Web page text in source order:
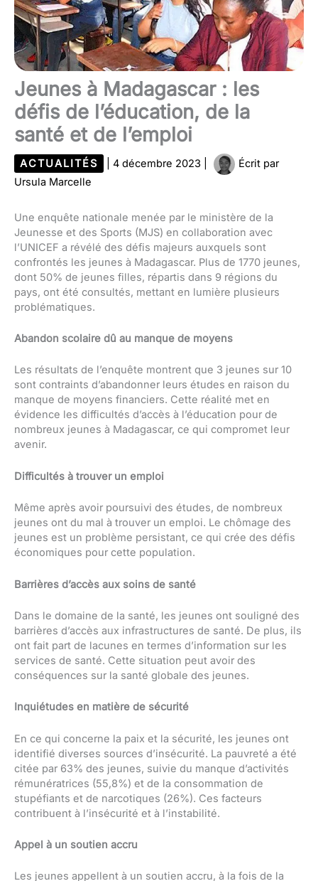
Jeunes à Madagascar : les
défis de l’éducation, de la
santé et de l’emploi
ACTUALITÉS 4 décembre 2023
Écrit par
Ursula Marcelle
Une enquête nationale menée par le ministère de la
Jeunesse et des Sports (MJS) en collaboration avec
l’UNICEF a révélé des défis majeurs auxquels sont
confrontés les jeunes à Madagascar. Plus de 1770 jeunes,
dont 50% de jeunes filles, répartis dans 9 régions du
pays, ont été consultés, mettant en lumière plusieurs
problématiques.
Abandon scolaire dû au manque de moyens
Les résultats de l’enquête montrent que 3 jeunes sur 10
sont contraints d’abandonner leurs études en raison du
manque de moyens financiers. Cette réalité met en
évidence les difficultés d’accès à l’éducation pour de
nombreux jeunes à Madagascar, ce qui compromet leur
avenir.
Difficultés à trouver un emploi
Même après avoir poursuivi des études, de nombreux
jeunes ont du mal à trouver un emploi. Le chômage des
jeunes est un problème persistant, ce qui crée des défis
économiques pour cette population.
Barrières d’accès aux soins de santé
Dans le domaine de la santé, les jeunes ont souligné des
barrières d’accès aux infrastructures de santé. De plus, ils
ont fait part de lacunes en termes d’information sur les
services de santé. Cette situation peut avoir des
conséquences sur la santé globale des jeunes.
Inquiétudes en matière de sécurité
En ce qui concerne la paix et la sécurité, les jeunes ont
identifié diverses sources d’insécurité. La pauvreté a été
citée par 63% des jeunes, suivie du manque d’activités
rémunératrices (55,8%) et de la consommation de
stupéfiants et de narcotiques (26%). Ces facteurs
contribuent à l’insécurité et à l’instabilité.
Appel à un soutien accru
Les jeunes appellent à un soutien accru, à la fois de la